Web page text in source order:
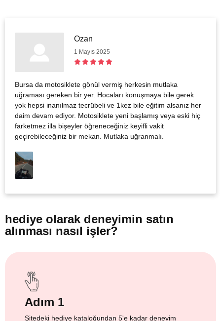
Ozan
1 Mayıs 2025
Bursa da motosiklete gönül vermiş herkesin mutlaka
uğraması gereken bir yer. Hocaları konuşmaya bile gerek
yok hepsi inanılmaz tecrübeli ve 1kez bile eğitim alsanız her
daim devam ediyor. Motosiklete yeni başlamış veya eski hiç
farketmez illa bişeyler öğreneceğiniz keyifli vakit
geçirebileceğiniz bir mekan. Mutlaka uğranmalı.
hediye olarak deneyimin satın
alınması nasıl işler?
Adım 1
Sitedeki hediye kataloğundan 5'e kadar deneyim